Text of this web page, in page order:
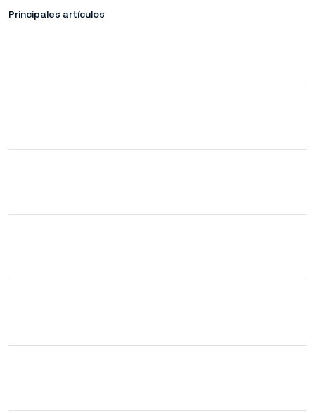
Principales artículos